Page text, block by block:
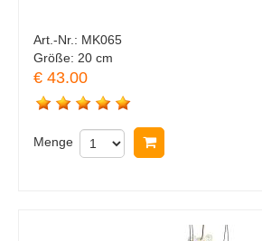
Art.-Nr.: MK065
Größe: 20 cm
€ 43.00
Menge